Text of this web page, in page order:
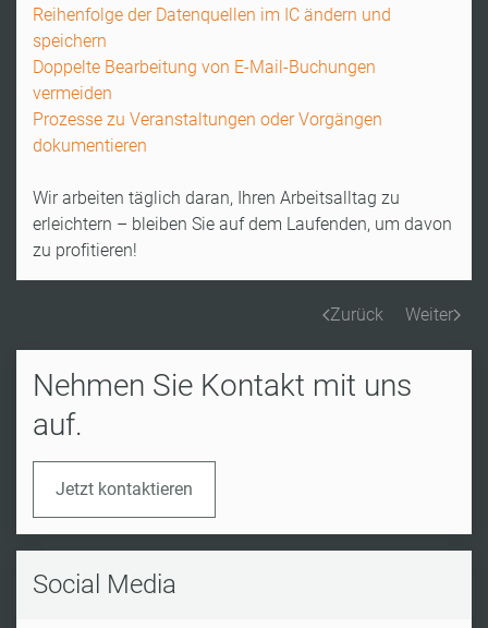
Reihenfolge der Datenquellen im IC ändern und
speichern
Doppelte Bearbeitung von E-Mail-Buchungen
vermeiden
Prozesse zu Veranstaltungen oder Vorgängen
dokumentieren
Wir arbeiten täglich daran, Ihren Arbeitsalltag zu
erleichtern – bleiben Sie auf dem Laufenden, um davon
zu profitieren!
Zurück Weiter
Nehmen Sie Kontakt mit uns
auf.
Jetzt kontaktieren
Social Media